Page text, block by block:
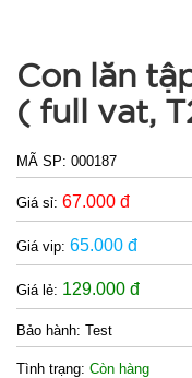
Con lăn
( full vat,
MÃ SP: 000187
Giá sỉ: 67.000 đ
Giá vip: 65.000 đ
Giá lẻ: 129.000 đ
Bảo hành: Test
Tình trạng: Còn hàng